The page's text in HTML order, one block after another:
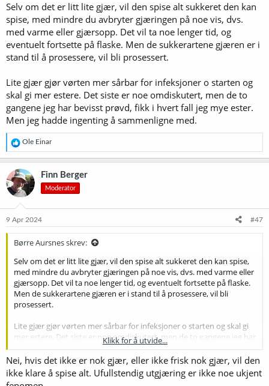
Selv om det er litt lite gjær, vil den spise alt sukkeret den kan
spise, med mindre du avbryter gjæringen på noe vis, dvs.
med varme eller gjærsopp. Det vil ta noe lenger tid, og
eventuelt fortsette på flaske. Men de sukkerartene gjæren er i
stand til å prosessere, vil bli prosessert.
Lite gjær gjør vørten mer sårbar for infeksjoner o starten og
skal gi mer estere. Det siste er noe omdiskutert, men de to
gangene jeg har bevisst prøvd, fikk i hvert fall jeg mye ester.
Men jeg hadde ingenting å sammenligne med.
R
e
a
k
s
j
o
e
Ole Einar
Finn Berger
Moderator
9 Apr 2024 #47
Børre Aursnes skrev:
Selv om det er litt lite gjær, vil den spise alt sukkeret den kan spise,
med mindre du avbryter gjæringen på noe vis, dvs. med varme eller
gjærsopp. Det vil ta noe lenger tid, og eventuelt fortsette på flaske.
Men de sukkerartene gjæren er i stand til å prosessere, vil bli
prosessert.
Lite gjær gjør vørten mer sårbar for infeksjoner o starten og skal gi
mer estere. Det siste er noe omdiskutert, men de to gangene jeg har
bevisst prøvd, fikk i hvert fall jeg mye ester. Men jeg hadde
ingenting å sammenligne med.
Klikk for å utvide...
Nei, hvis det ikke er nok gjær, eller ikke frisk nok gjær, vil den
ikke klare å spise alt. Ufullstendig utgjæring er ikke noe ukjent